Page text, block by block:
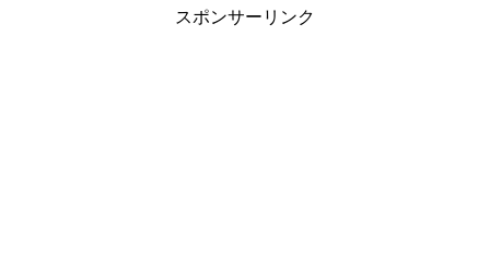
スポンサーリンク